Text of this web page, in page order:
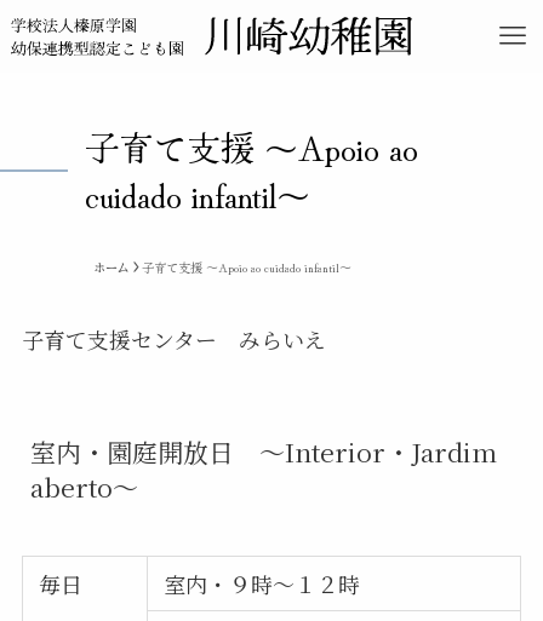
子育て支援 ～Apoio ao
cuidado infantil～
ホーム 子育て支援 ～Apoio ao cuidado infantil～
子育て支援センター みらいえ
室内・園庭開放日 ～Interior・Jardim
aberto～
毎日
室内・９時～１２時